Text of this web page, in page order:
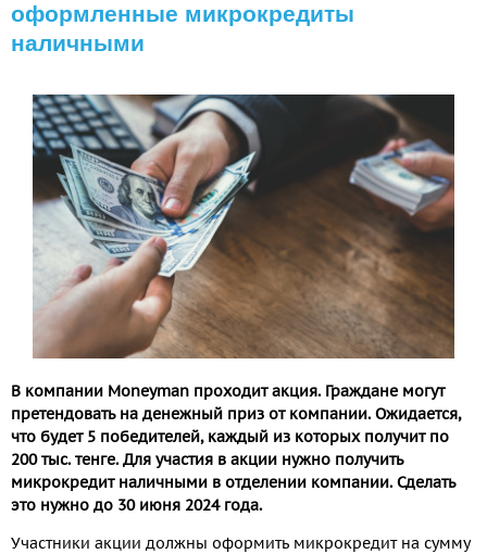
оформленные микрокредиты
наличными
В компании Moneyman проходит акция. Граждане могут
претендовать на денежный приз от компании. Ожидается,
что будет 5 победителей, каждый из которых получит по
200 тыс. тенге. Для участия в акции нужно получить
микрокредит наличными в отделении компании. Сделать
это нужно до 30 июня 2024 года.
Участники акции должны оформить микрокредит на сумму